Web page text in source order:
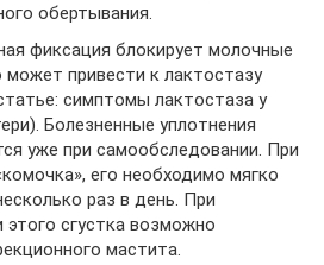
обертывания.
фиксация блокирует молочные
может привести к лактостазу
симптомы лактостаза у
Болезненные уплотнения
уже при самообследовании. При
его необходимо мягко
раз в день. При
этого сгустка возможно
мастита.